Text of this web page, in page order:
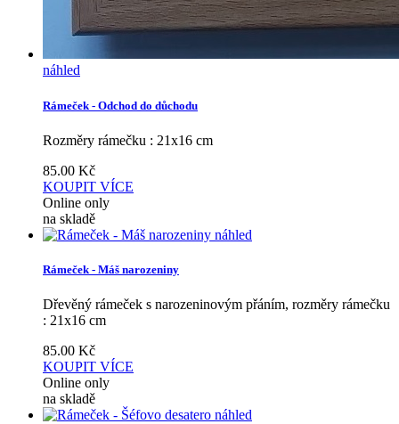
náhled
Rámeček - Odchod do důchodu
Rozměry rámečku : 21x16 cm
85.00 Kč
KOUPIT VÍCE
Online only
na skladě
náhled
Rámeček - Máš narozeniny
Dřevěný rámeček s narozeninovým přáním, rozměry rámečku
: 21x16 cm
85.00 Kč
KOUPIT VÍCE
Online only
na skladě
náhled